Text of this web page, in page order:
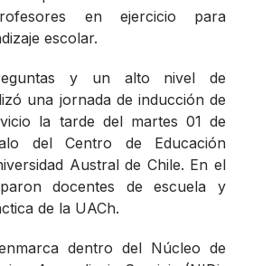
en ejercicio para
escolar.
y un alto nivel de
una jornada de inducción de
la tarde del martes 01 de
del Centro de Educación
Austral de Chile. En el
docentes de escuela y
de la UACh.
dentro del Núcleo de